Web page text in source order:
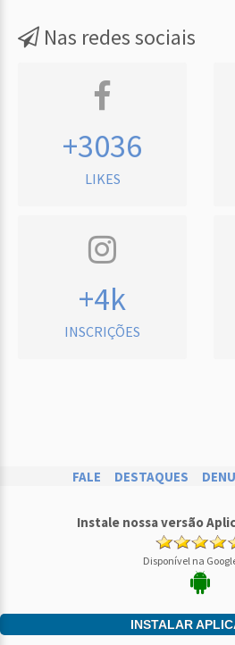
Nas redes sociais
+3036
LIKES
+4k
INSCRIÇÕES
FALE DESTAQUES
Instale nossa versão
Disponível na
INSTALAR